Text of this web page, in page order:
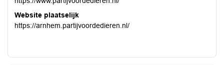
Website plaatselijk
https://arnhem.partijvoordedieren.nl/